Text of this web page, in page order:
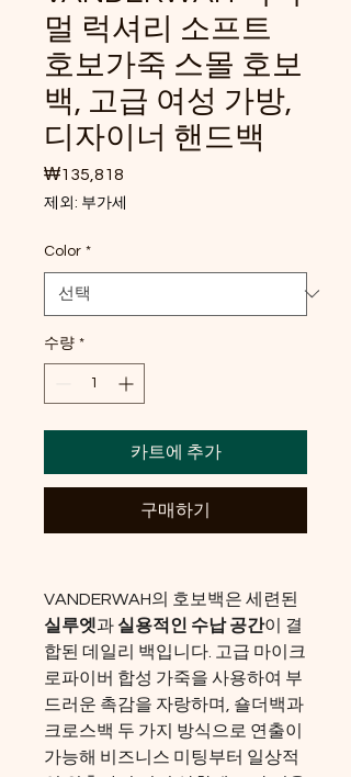
멀 럭셔리 소프트
호보가죽 스몰 호보
백, 고급 여성 가방,
디자이너 핸드백
₩135,818
제외: 부가세
Color *
수량 *
카트에 추가
구매하기
VANDERWAH의 호보백은 세련된
실루엣과 실용적인 수납 공간이 결
합된 데일리 백입니다. 고급 마이크
로파이버 합성 가죽을 사용하여 부
드러운 촉감을 자랑하며, 숄더백과
크로스백 두 가지 방식으로 연출이
가능해 비즈니스 미팅부터 일상적